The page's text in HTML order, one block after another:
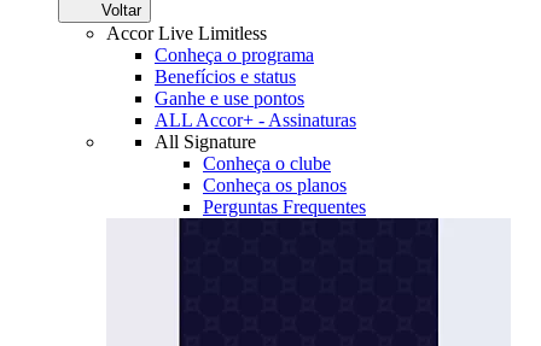
Voltar
Accor Live Limitless
Conheça o programa
Benefícios e status
Ganhe e use pontos
ALL Accor+ - Assinaturas
All Signature
Conheça o clube
Conheça os planos
Perguntas Frequentes